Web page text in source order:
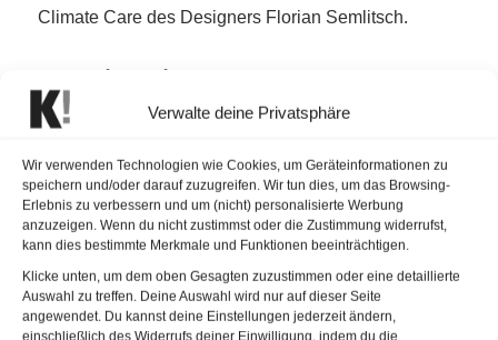
Verwalte deine Privatsphäre
Wir verwenden Technologien wie Cookies, um Geräteinformationen zu
speichern und/oder darauf zuzugreifen. Wir tun dies, um das Browsing-
Erlebnis zu verbessern und um (nicht) personalisierte Werbung
anzuzeigen. Wenn du nicht zustimmst oder die Zustimmung widerrufst,
kann dies bestimmte Merkmale und Funktionen beeinträchtigen.
Klicke unten, um dem oben Gesagten zuzustimmen oder eine detaillierte
Auswahl zu treffen. Deine Auswahl wird nur auf dieser Seite
angewendet. Du kannst deine Einstellungen jederzeit ändern,
einschließlich des Widerrufs deiner Einwilligung, indem du die
Climate Care des Designers Florian Semlitsch.
Subscribe Climate Care
In seiner Auftaktausstellung zu Subscribe Climate
Subscribe Climate Care das Smartphone als Dreh-
und Angelpunkt der zunehmend digitalisierten
Gesellschaft in den Fokus. Kuratorin: Marlies Wirth,
Kuratorin Digitale Kultur, Kustodin MAK-Sammlung
Design